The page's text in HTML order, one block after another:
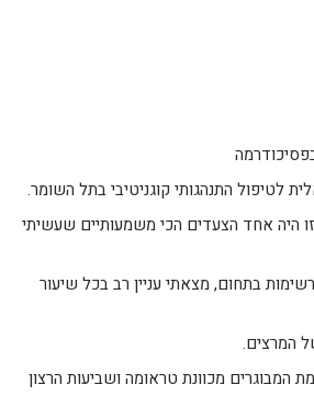
לטיפול התנהגותי קוגניטיבי בתל השומר.
היה אחד הצעדים הכי משמעותיים שעשיתי
בתחום, מצאתי עניין רב בכל שיעור
המרצים.
המבוגרים מכוונת טראומה ושביעות הרצון